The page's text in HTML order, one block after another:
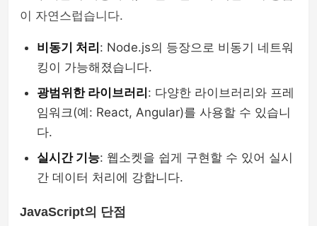
이 자연스럽습니다.
비동기 처리 : Node.js의 등장으로 비동기 네트워
킹이 가능해졌습니다.
광범위한 라이브러리 : 다양한 라이브러리와 프레
임워크(예: React, Angular)를 사용할 수 있습니
다.
실시간 기능: 웹소켓을 쉽게 구현할 수 있어 실시
간 데이터 처리에 강합니다.
JavaScript의 단점